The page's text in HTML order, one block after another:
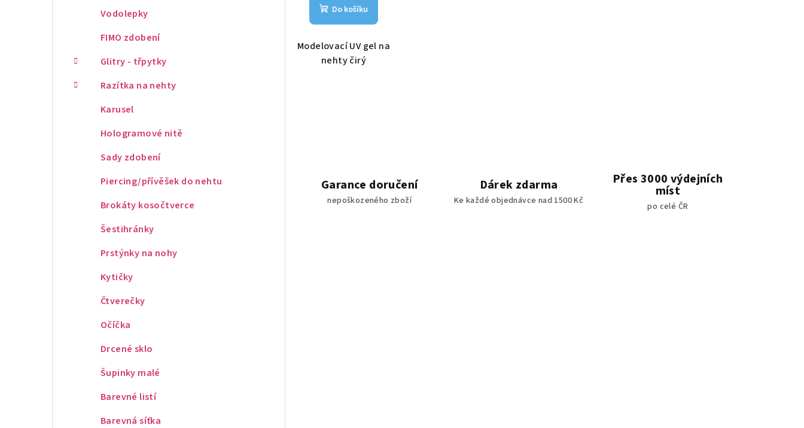
Vodolepky
FIMO zdobení
Glitry - třpytky
Razítka na nehty
Karusel
Hologramové nitě
Sady zdobení
Piercing/přívěšek do nehtu
Brokáty kosočtverce
Šestihránky
Prstýnky na nohy
Kytičky
Čtverečky
Očíčka
Drcené sklo
Šupinky malé
Barevné listí
Barevná síťka
Do košíku
Modelovací UV gel na
nehty čirý
Garance doručení
nepoškozeného zboží
Dárek zdarma
Ke každé objednávce nad 1500 Kč
Přes 3000 výdejních
míst
po celé ČR